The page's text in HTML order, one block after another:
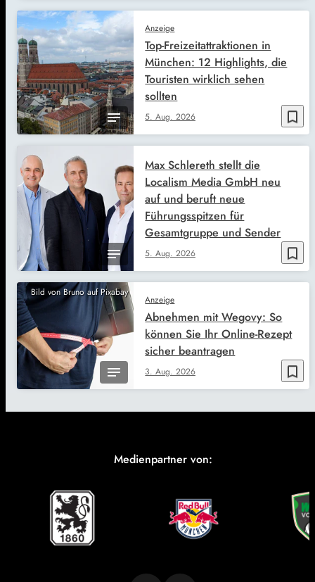
bookmark_border
Anzeige
5. Aug. 2026
Top-Freizeitattraktionen in
München: 12 Highlights, die
Touristen wirklich sehen
sollten
bookmark_border
5. Aug. 2026
Max Schlereth stellt die
Localism Media GmbH neu
auf und beruft neue
Führungsspitzen für
Gesamtgruppe und Sender
Bild von Bruno auf Pixabay
bookmark_border
Anzeige
3. Aug. 2026
Abnehmen mit Wegovy: So
können Sie Ihr Online-Rezept
sicher beantragen
Medienpartner von: